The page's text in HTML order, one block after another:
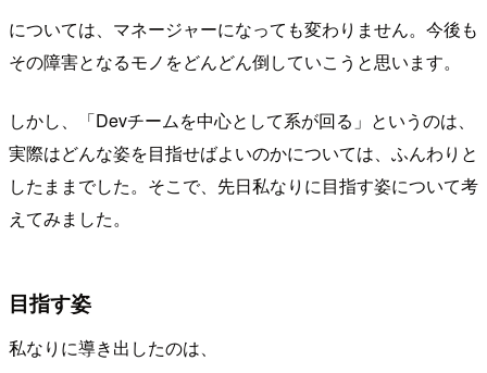
については、マネージャーになっても変わりません。今後も
その障害となるモノをどんどん倒していこうと思います。
しかし、「Devチームを中心として系が回る」というのは、
実際はどんな姿を目指せばよいのかについては、ふんわりと
したままでした。そこで、先日私なりに目指す姿について考
えてみました。
目指す姿
私なりに導き出したのは、